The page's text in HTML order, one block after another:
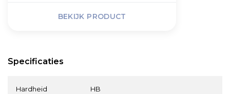
Specificaties
Hardheid HB
BEKIJK PRODUCT